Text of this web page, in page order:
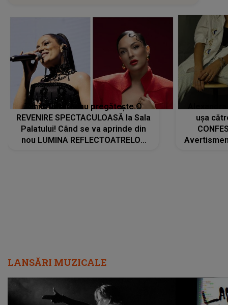
Tania Turtureanu pregătește O
REVENIRE SPECTACULOASĂ la Sala
Palatului! Când se va aprinde din
nou LUMINA REFLECTOATRELOR
ușa
LANSĂRI MUZICALE